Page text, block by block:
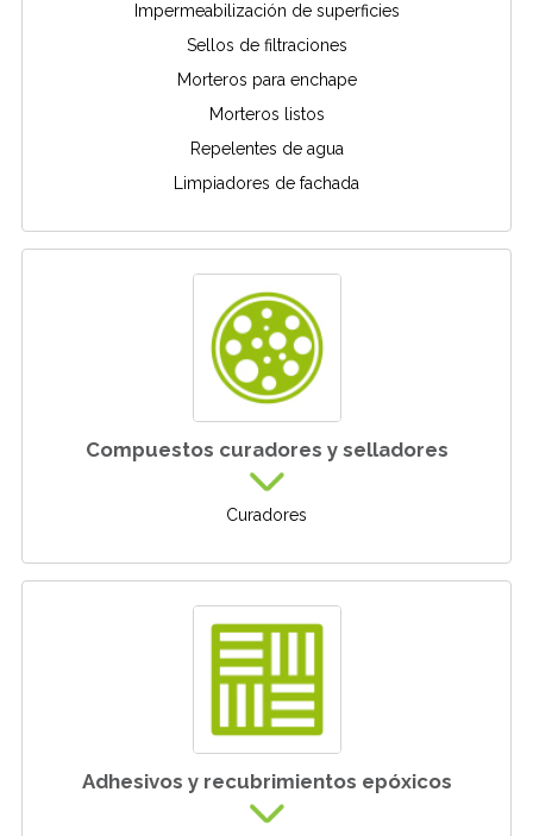
Impermeabilización de superficies
Sellos de filtraciones
Morteros para enchape
Morteros listos
Repelentes de agua
Limpiadores de fachada
Compuestos curadores y selladores
Curadores
Adhesivos y recubrimientos epóxicos